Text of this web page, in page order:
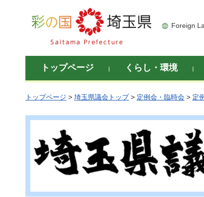
彩の国 埼玉県
Foreign
トップページ くらし・環境
トップページ > 埼玉県議会トップ> 定例会・臨時会 > 定